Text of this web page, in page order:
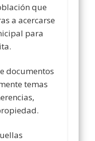
que
a acercarse
para
documentos
temas